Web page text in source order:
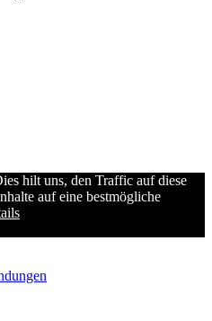
hilt uns, den Traffic auf diese
auf eine bestmögliche